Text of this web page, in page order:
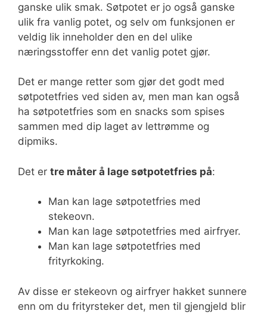
ganske ulik smak. Søtpotet er jo også ganske
ulik fra vanlig potet, og selv om funksjonen er
veldig lik inneholder den en del ulike
næringsstoffer enn det vanlig potet gjør.
Det er mange retter som gjør det godt med
søtpotetfries ved siden av, men man kan også
ha søtpotetfries som en snacks som spises
sammen med dip laget av lettrømme og
dipmiks.
Det er tre måter å lage søtpotetfries på:
Man kan lage søtpotetfries med
stekeovn.
Man kan lage søtpotetfries med airfryer.
Man kan lage søtpotetfries med
frityrkoking.
Av disse er stekeovn og airfryer hakket sunnere
enn om du frityrsteker det, men til gjengjeld blir